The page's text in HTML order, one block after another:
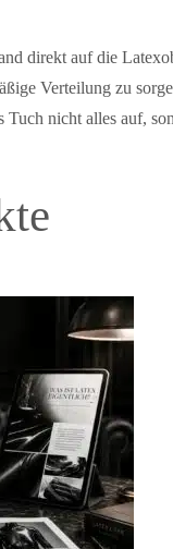
direkt auf die
Verteilung zu
Tuch nicht alles auf,